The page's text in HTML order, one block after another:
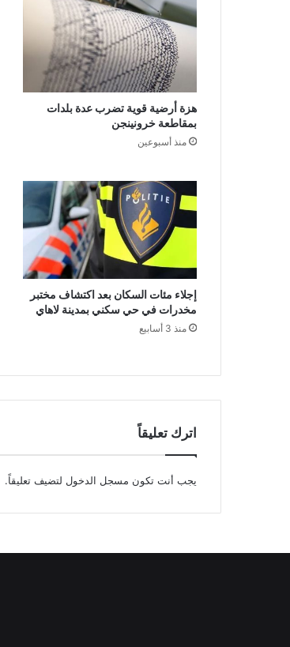
هزة أرضية قوية تضرب عدة بلدات
بمقاطعة خرونينجن
منذ أسبوعين
إجلاء مئات السكان بعد اكتشاف مختبر
مخدرات في حي سكني بمدينة لاهاي
منذ 3 أسابيع
اترك تعليقاً
يجب أنت تكون مسجل الدخول لتضيف تعليقاً.